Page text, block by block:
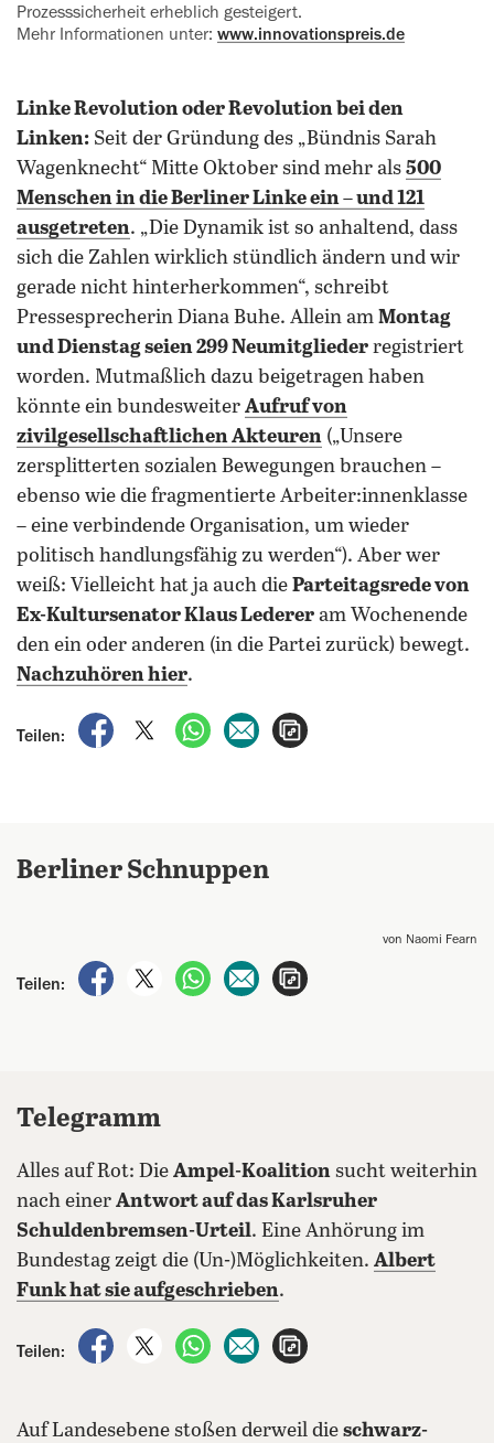
Prozesssicherheit erheblich gesteigert.
Mehr Informationen unter: www.innovationspreis.de
Linke Revolution oder Revolution bei den
Linken: Seit der Gründung des „Bündnis Sarah
Wagenknecht“ Mitte Oktober sind mehr als 500
Menschen in die Berliner Linke ein – und 121
ausgetreten. „Die Dynamik ist so anhaltend, dass
sich die Zahlen wirklich stündlich ändern und wir
gerade nicht hinterherkommen“, schreibt
Pressesprecherin Diana Buhe. Allein am Montag
und Dienstag seien 299 Neumitglieder registriert
worden. Mutmaßlich dazu beigetragen haben
könnte ein bundesweiter Aufruf von
zivilgesellschaftlichen Akteuren („Unsere
zersplitterten sozialen Bewegungen brauchen –
ebenso wie die fragmentierte Arbeiter:innenklasse
– eine verbindende Organisation, um wieder
politisch handlungsfähig zu werden“). Aber wer
weiß: Vielleicht hat ja auch die Parteitagsrede von
Ex-Kultursenator Klaus Lederer am Wochenende
den ein oder anderen (in die Partei zurück) bewegt.
Nachzuhören hier.
Teilen:
auf Facebook teilen
auf X teilenper WhatsApp teilen
per E-Mail teilen
Berliner Schnuppen
von Naomi Fearn
Teilen:
auf Facebook teilen
auf X teilenper WhatsApp teilen
per E-Mail teilen
Telegramm
Alles auf Rot: Die Ampel-Koalition sucht weiterhin
nach einer Antwort auf das Karlsruher
Schuldenbremsen-Urteil. Eine Anhörung im
Bundestag zeigt die (Un-)Möglichkeiten. Albert
Funk hat sie aufgeschrieben.
Teilen:
auf Facebook teilen
auf X teilenper WhatsApp teilen
per E-Mail teilen
Auf Landesebene stoßen derweil die schwarz-